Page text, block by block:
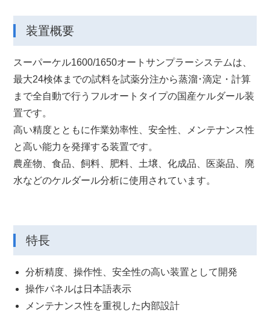
装置概要
スーパーケル1600/1650オートサンプラーシステムは、
最大24検体までの試料を試薬分注から蒸溜･滴定・計算
まで全自動で行うフルオートタイプの国産ケルダール装
置です。
高い精度とともに作業効率性、安全性、メンテナンス性
と高い能力を発揮する装置です。
農産物、⾷品、飼料、肥料、⼟壌、化成品、医薬品、廃
⽔などのケルダール分析に使⽤されています。
特長
分析精度、操作性、安全性の⾼い装置として開発
操作パネルは日本語表示
メンテナンス性を重視した内部設計